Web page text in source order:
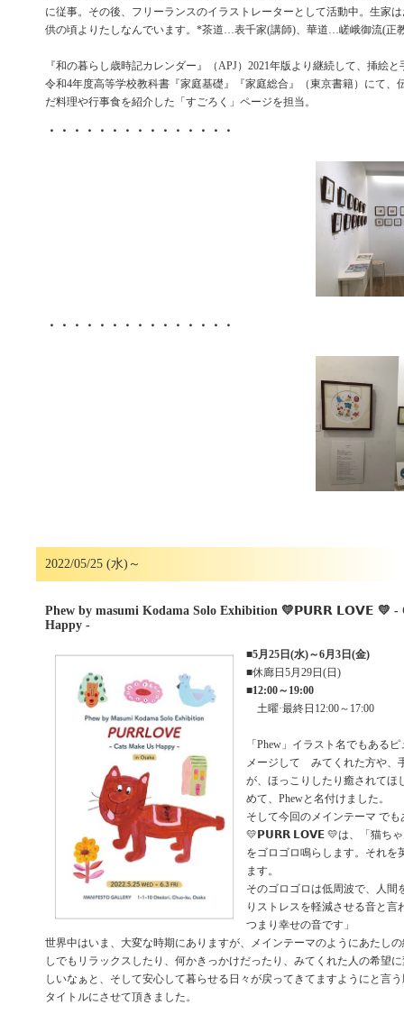
に従事。その後、フリーランスのイラストレーターとして活動中。生家
供の頃よりたしなんでいます。*茶道…表千家(講師)、華道…嵯峨御流(正
『和の暮らし歳時記カレンダー』（APJ）2021年版より継続して、挿絵
令和4年度高等学校教科書『家庭基礎』『家庭総合』（東京書籍）にて、
だ料理や行事食を紹介した「すごろく」ページを担当。
・・・・・・・・・・・・・・・
・・・・・・・・・・・・・・・
2022/05/25 (水)～
Phew by masumi Kodama Solo Exhibition 💛𝗣𝗨𝗥𝗥 𝗟𝗢𝗩𝗘 💛 -
Happy - ⁡
■5月25日(水)～6月3日(金)
■休廊日5月29日(日)
■12:00～19:00
土曜·最終日12:00～17:00
「Phew」イラスト名でもある
メージして みてくれた方や、
が、ほっこりしたり癒されてほ
めて、Phewと名付けました。
そして今回のメインテーマ でも
💛𝗣𝗨𝗥𝗥 𝗟𝗢𝗩𝗘 💛は、「猫ちゃ
をゴロゴロ鳴らします。それを
ます。
そのゴロゴロは低周波で、人間
りストレスを軽減させる音と言
つまり幸せの音です」
世界中はいま、大変な時期にありますが、メインテーマのようにあたし
しでもリラックスしたり、何かきっかけだったり、みてくれた人の希望
しいなぁと、そして安心して暮らせる日々が戻ってきてますようにと言
タイトルにさせて頂きました。